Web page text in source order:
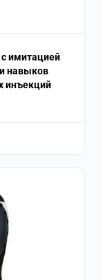
имитацией
навыков
инъекций